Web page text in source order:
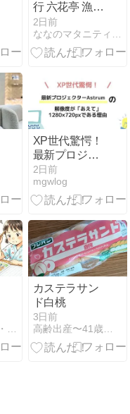
行 六花亭 漁火
通店の海沿い
カフェ
2日前
XP世代驚愕！
最新プロジェ
クターAstrum
の解像度が
「あえて」
セルである理
由
2日前
mgwlog
不妊治療・妊活・育児・療育ブログ〜大阪在住高齢夫婦の体験記〜
カステラサン
ド白桃
3日前
高齢出産〜41歳で妊娠〜その後。